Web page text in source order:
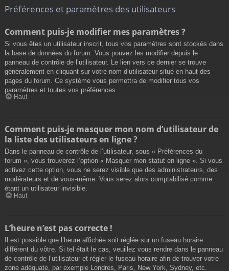
Préférences et paramètres des utilisateurs
Comment puis-je modifier mes paramètres ?
Si vous êtes un utilisateur inscrit, tous vos paramètres sont stockés dans
la base de données du forum. Vous pouvez les modifier depuis le
panneau de contrôle de l’utilisateur. Le lien vers ce dernier se trouve
généralement en cliquant sur votre nom d’utilisateur situé en haut des
pages du forum. Ce système vous permettra de modifier tous vos
paramètres et toutes vos préférences.
Haut
Comment puis-je masquer mon nom d’utilisateur de
la liste des utilisateurs en ligne ?
Dans le panneau de contrôle de l’utilisateur, sous « Préférences du
forum », vous trouverez l’option « Masquer mon statut en ligne ». Si vous
activez cette option, vous ne serez visible que des administrateurs, des
modérateurs et de vous-même. Vous serez alors comptabilisé comme
étant un utilisateur invisible.
Haut
L’heure n’est pas correcte !
Il est possible que l’heure affichée soit réglée sur un fuseau horaire
différent du vôtre. Si tel était le cas, veuillez vous rendre dans le panneau
de contrôle de l’utilisateur et régler le fuseau horaire afin de trouver votre
zone adéquate, par exemple Londres, Paris, New York, Sydney, etc.